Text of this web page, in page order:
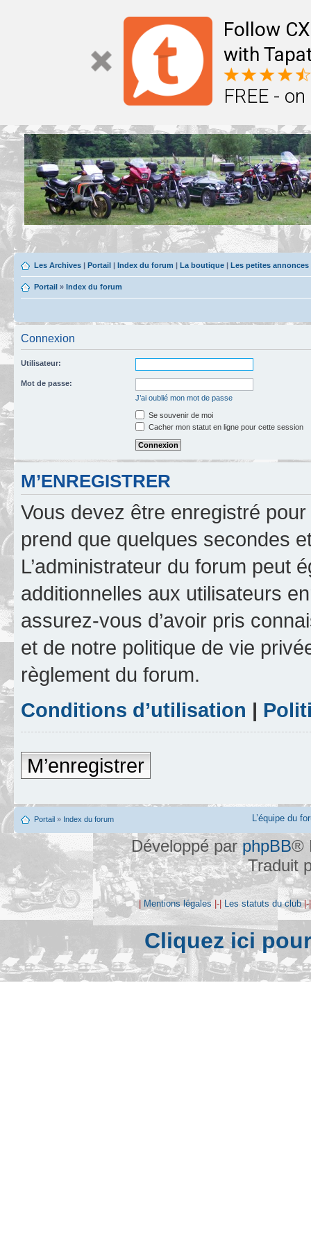
Follow
with
FREE -
Les Archives | Portail | Index du forum | La boutique | Les petites
Portail » Index du forum
Connexion
Utilisateur:
Mot de passe:
J’ai oublié mon mot de passe
Se souvenir de moi
Cacher mon statut en ligne pour cette session
M’ENREGISTRER
Vous devez être enregistré
prend que quelques secondes
L’administrateur du forum peut
additionnelles aux utilisateurs
assurez-vous d’avoir pris
et de notre politique de vie
règlement du forum.
Conditions d’utilisation |
M’enregistrer
Portail » Index du forum L’équipe du
Développé parphpBB®
Traduit
| Mentions légales |-| Les statuts du club
Cliquez ici